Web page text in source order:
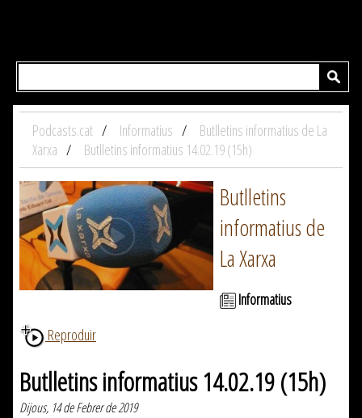
Podcasts.cat Informatius
Butlletins informatius de La
Xarxa
Butlletins informatius 14.02.19 (15h)
Butlletins
informatius de
La Xarxa
Informatius
Reproduir
Butlletins informatius 14.02.19 (15h)
Dijous, 14 de Febrer de 2019